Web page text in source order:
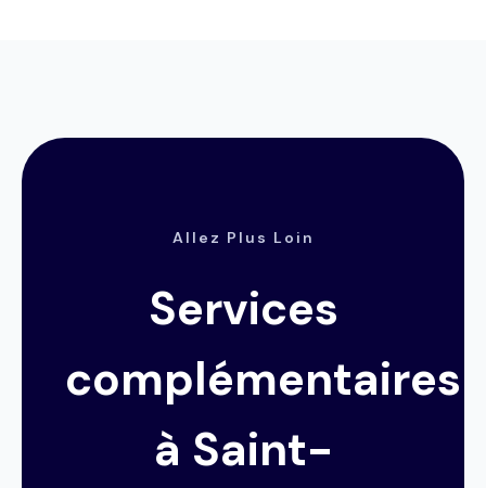
Allez Plus Loin
Services
complémentaires
à Saint-